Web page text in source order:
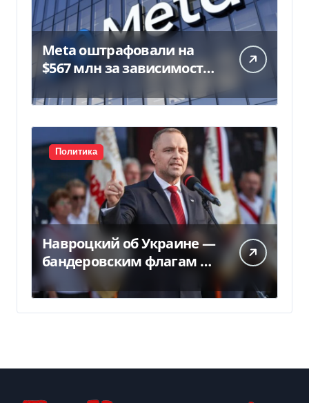
Meta оштрафовали на
$567 млн за зависимость
у подростков
Политика
Навроцкий об Украине —
бандеровским флагам не
место в Польше